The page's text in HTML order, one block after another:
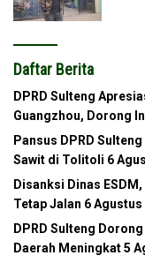
Daftar Berita
DPRD Sulteng
Guangzhou, Dorong
Pansus DPRD
Sawit di Tolitoli 6
Disanksi Dinas
Tetap Jalan 6 Agustus
DPRD Sulteng
Daerah Meningkat5